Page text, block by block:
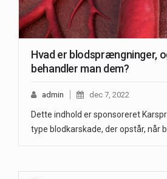
Hvad er blodsprængninger,
behandler man dem?
admin dec 7, 2022
Dette indhold er sponsoreret
type blodkarskade, der opstår, når